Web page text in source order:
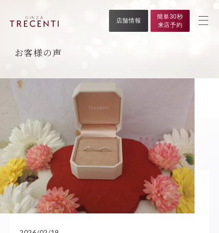
店舗情報
簡単30秒
来店予約
お客様の声